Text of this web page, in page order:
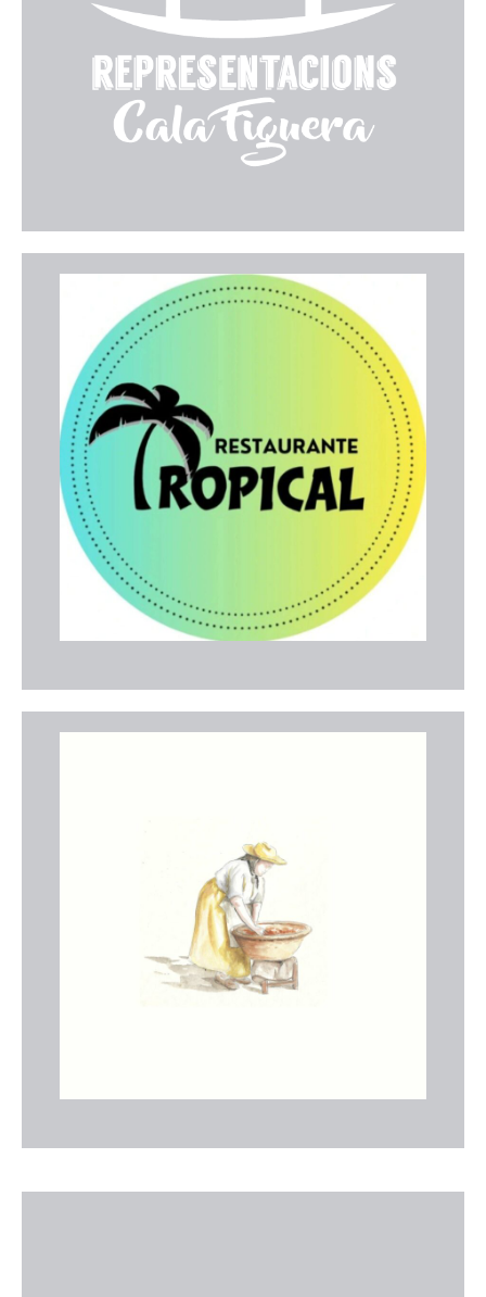
zona, amb una atenció propera i una àmplia gamma
de marques reconegudes.
Web
Restaurante Tropical
Restaurant familiar fundat el 1983 a Llucmajor,
especialitzat en carns a la brasa, plats per
compartir i pizzes. La seva terrassa és ideal per
gaudir de sopars a l'aire lliure i combinats premium.
Botiga de queviures tradicional al cor de
Portocolom. Especialitzada en carns de primera
qualitat, xarcuteria, plats preparats casolans, fruita
fresca, celler i productes de proximitat.